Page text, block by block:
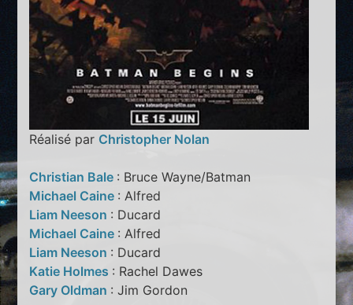
Réalisé par Christopher Nolan
Christian Bale : Bruce Wayne/Batman
Michael Caine : Alfred
Liam Neeson : Ducard
Michael Caine : Alfred
Liam Neeson : Ducard
Katie Holmes : Rachel Dawes
Gary Oldman : Jim Gordon